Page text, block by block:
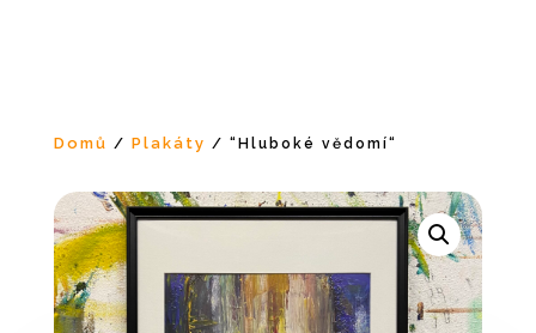
Domů / Plakáty / “Hluboké vědomí“